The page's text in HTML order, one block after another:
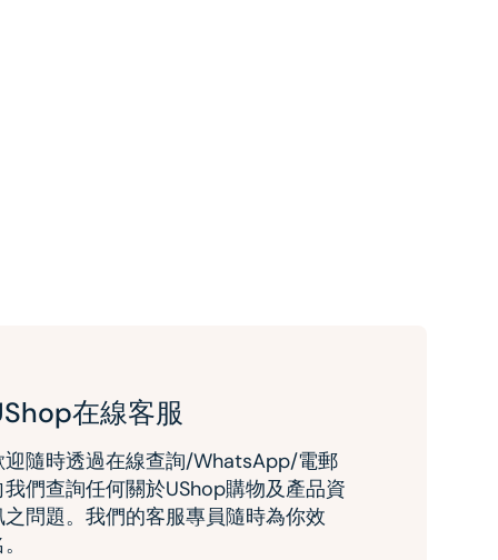
在線客服
迎隨時透過在線查詢/WhatsApp/電郵
我們查詢任何關於UShop購物及產品資
之問題。我們的客服專員隨時為你效